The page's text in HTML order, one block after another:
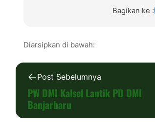
Bagikan ke :
Diarsipkan di bawah:
Post Sebelumnya
PW DMI Kalsel Lantik PD DMI
Banjarbaru